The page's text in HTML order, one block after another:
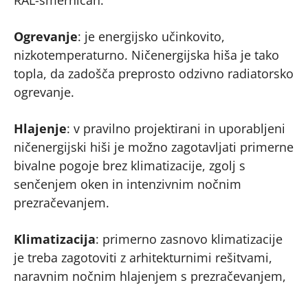
Ogrevanje: je energijsko učinkovito,
nizkotemperaturno. Ničenergijska hiša je tako
topla, da zadošča preprosto odzivno radiatorsko
ogrevanje.
Hlajenje: v pravilno projektirani in uporabljeni
ničenergijski hiši je možno zagotavljati primerne
bivalne pogoje brez klimatizacije, zgolj s
senčenjem oken in intenzivnim nočnim
prezračevanjem.
Klimatizacija: primerno zasnovo klimatizacije
je treba zagotoviti z arhitekturnimi rešitvami,
naravnim nočnim hlajenjem s prezračevanjem,